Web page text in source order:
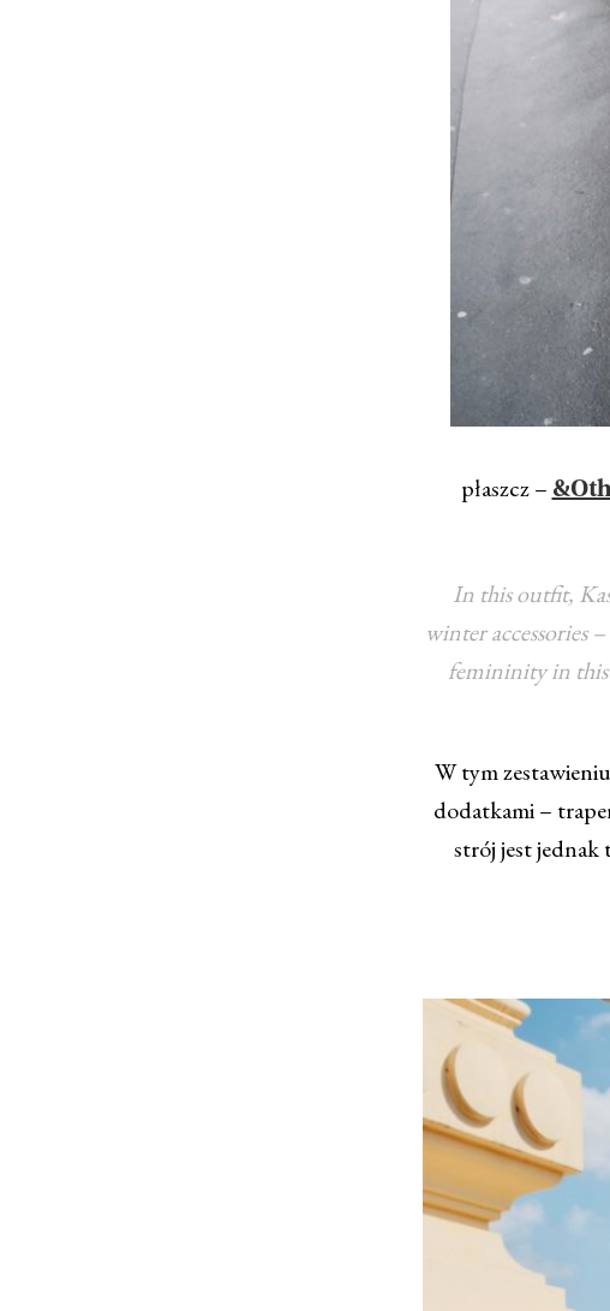
płaszcz –
In this outfit,
winter accessories
femininity in this
W tym
dodatkami –
strój jest jednak